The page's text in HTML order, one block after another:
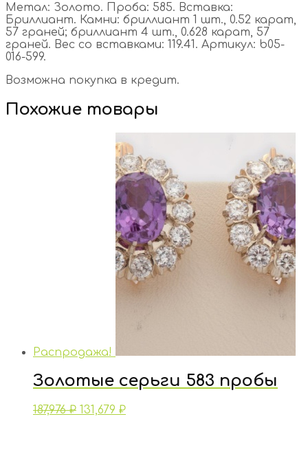
Метал: Золото. Проба: 585. Вставка:
Бриллиант. Камни: бриллиант 1 шт., 0.52 карат,
57 граней; бриллиант 4 шт., 0.628 карат, 57
граней. Вес со вставками: 119.41. Артикул: b05-
016-599.
Возможна покупка в кредит.
Похожие товары
Распродажа!
Золотые серьги 583 пробы
187,976₽ 131,679 ₽